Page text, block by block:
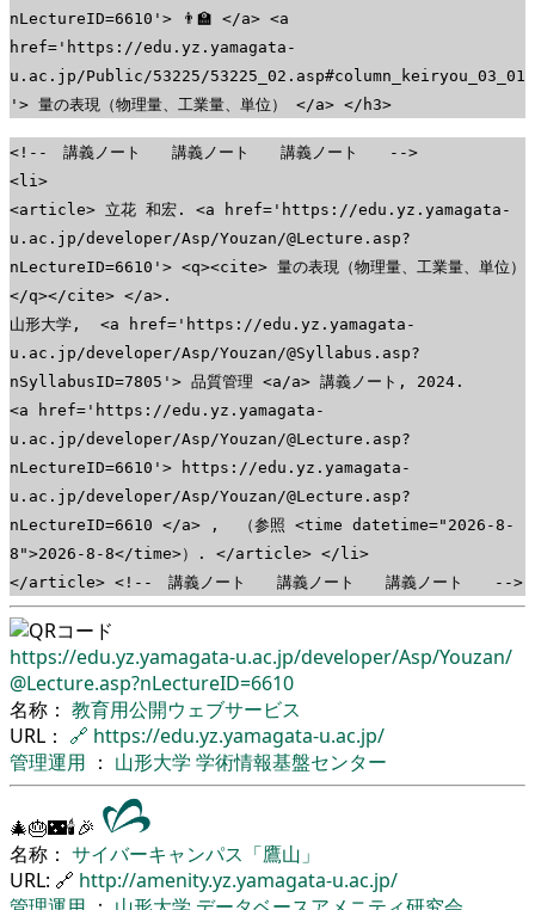
nLectureID=6610'> 👨‍🏫 </a> <a
href='https://edu.yz.yamagata-
u.ac.jp/Public/53225/53225_02.asp#column_keiryou_03_01
'> 量の表現（物理量、工業量、単位） </a> </h3>
<!-- 講義ノート 講義ノート 講義ノート -->
<li>
<article> 立花 和宏. <a href='https://edu.yz.yamagata-
u.ac.jp/developer/Asp/Youzan/@Lecture.asp?
nLectureID=6610'> <q><cite> 量の表現（物理量、工業量、単位）
</q></cite> </a>.
山形大学, <a href='https://edu.yz.yamagata-
u.ac.jp/developer/Asp/Youzan/@Syllabus.asp?
nSyllabusID=7805'> 品質管理 <a/a> 講義ノート, 2024.
<a href='https://edu.yz.yamagata-
u.ac.jp/developer/Asp/Youzan/@Lecture.asp?
nLectureID=6610'> https://edu.yz.yamagata-
u.ac.jp/developer/Asp/Youzan/@Lecture.asp?
nLectureID=6610 </a> , （参照 <time datetime="2026-8-
8">2026-8-8</time>）. </article> </li>
</article> <!-- 講義ノート 講義ノート 講義ノート -->
https://edu.yz.yamagata-u.ac.jp/developer/Asp/Youzan/
@Lecture.asp?nLectureID=6610
名称： 教育用公開ウェブサービス
URL： 🔗 https://edu.yz.yamagata-u.ac.jp/
管理運用 ： 山形大学 学術情報基盤センター
🎄🎂🌃🕯🎉
名称： サイバーキャンパス「鷹山」
URL: 🔗 http://amenity.yz.yamagata-u.ac.jp/